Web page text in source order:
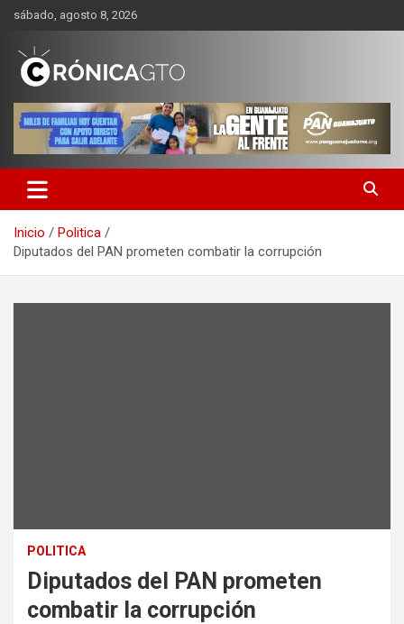
Saltar
contenido
sábado, agosto 8, 2026
CRONICA GUANAJUATO
Inicio
Politica
Diputados del PAN prometen combatir la corrupción
POLITICA
Diputados del PAN prometen
combatir la corrupción